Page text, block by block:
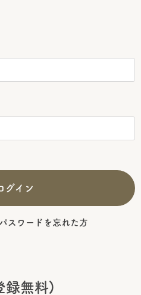
グイン
パスワードを忘れた方
録無料)